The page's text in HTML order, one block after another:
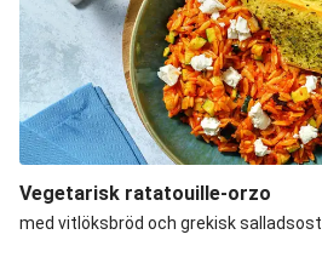
Vegetarisk ratatouille-orzo
med vitlöksbröd och grekisk salladsost